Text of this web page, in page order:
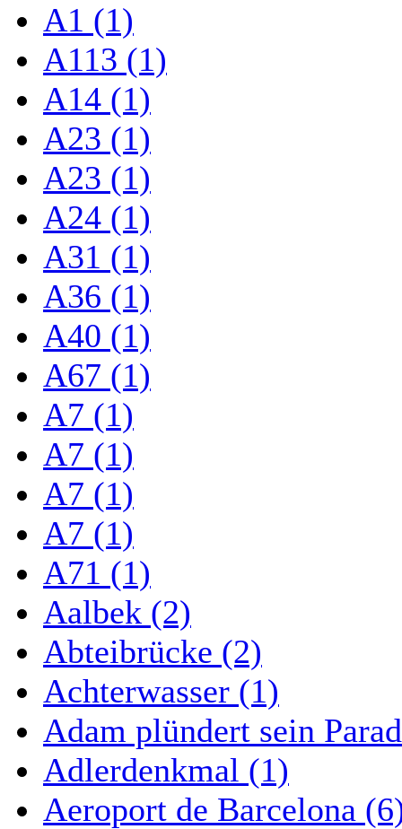
A1 (1)
A113 (1)
A14 (1)
A23 (1)
A23 (1)
A24 (1)
A31 (1)
A36 (1)
A40 (1)
A67 (1)
A7 (1)
A7 (1)
A7 (1)
A7 (1)
A71 (1)
Aalbek (2)
Abteibrücke (2)
Achterwasser (1)
Adam plündert sein
Adlerdenkmal (1)
Aeroport de Barcelona